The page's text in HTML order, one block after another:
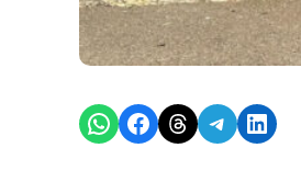
Share on WhatsApp
Share on Facebook
Share on Threads
Share onShare on